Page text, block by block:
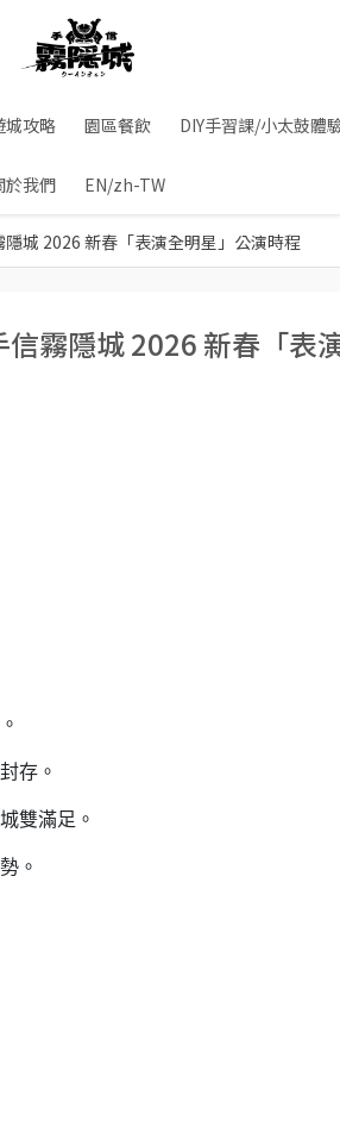
城攻略 園區餐飲 DIY手習課/小太鼓體
於我們 EN/zh-TW
城 2026 新春「表演全明星」公演時程
信霧隱城 2026 新春「表
存。
雙滿足。
。